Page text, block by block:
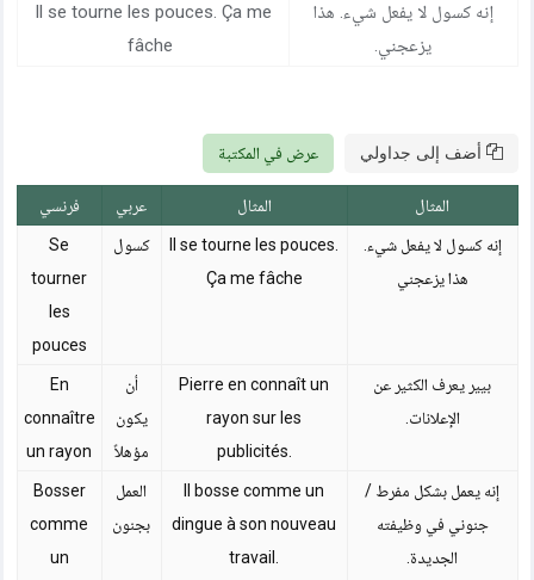
إنه كسول لا يفعل شيء. هذا
يزعجني.
Il se tourne les pouces. Ça me
fâche
أضف إلى جداولي عرض في المكتبة
فرنسي عربي المثال المثال
Se
tourner
les
pouces
كسول
Il se tourne les pouces.
Ça me fâche
إنه كسول لا يفعل شيء.
هذا يزعجني
En
connaître
un rayon
أن
يكون
مؤهلاً
Pierre en connaît un
rayon sur les
publicités.
بيير يعرف الكثير عن
الإعلانات.
Bosser
comme
un
العمل
بجنون
Il bosse comme un
dingue à son nouveau
travail.
إنه يعمل بشكل مفرط /
جنوني في وظيفته
الجديدة.